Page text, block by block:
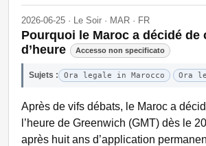
2026-06-25 · Le Soir · MAR · FR
Pourquoi le Maroc a décidé de
d’heure
Accesso non specificato
Sujets : Ora legale in Marocco Ora
Après de vifs débats, le Maroc a
l’heure de Greenwich (GMT) dès le
après huit ans d’application